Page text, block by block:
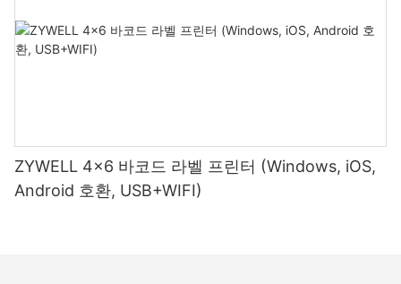
ZYWELL 4x6 바코드 라벨 프린터 (Windows, iOS,
Android 호환, USB+WIFI)